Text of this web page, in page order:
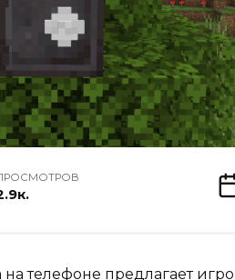
на телефоне предлагает